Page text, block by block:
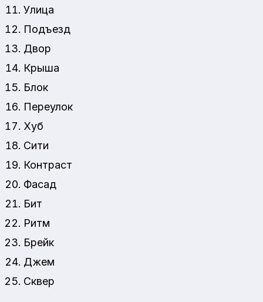
Улица
Подъезд
Двор
Крыша
Блок
Переулок
Хуб
Сити
Контраст
Фасад
Бит
Ритм
Брейк
Джем
Сквер